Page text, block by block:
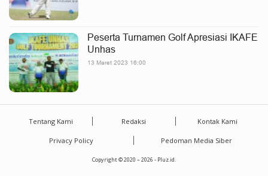
Peserta Turnamen Golf Apresiasi IKAFE
Unhas
13 Maret 2023 16:00
Tentang Kami Redaksi Kontak Kami
Privacy Policy Pedoman Media Siber
Copyright © 2020 – 2026 - Pluz.id.